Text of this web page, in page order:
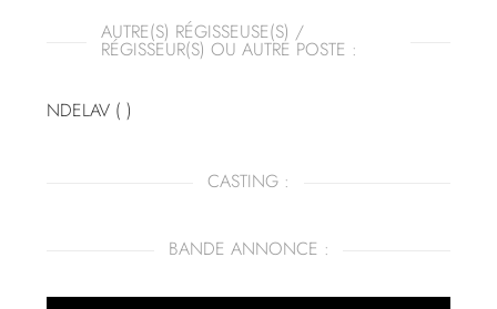
AUTRE(S) RÉGISSEUSE(S) /
RÉGISSEUR(S) OU AUTRE POSTE :
NDELAV ( )
CASTING :
BANDE ANNONCE :